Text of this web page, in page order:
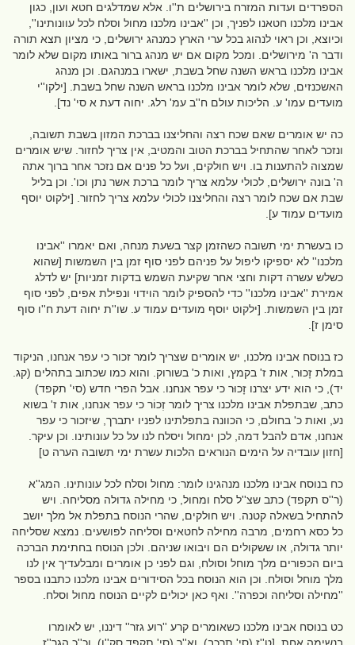
הספרדים ועדות המזרח בירושלים ת''ו. אלא שמדלגים חטא ועון, כגון
אבינו מלכנו חטאנו לפניך, וכן ''אבינו מלכנו מחול וסלח לכל עוונותינו'',
וכיוצא, וכן ראוי לנהוג בכל ערי הארץ כמנהג ירושלים, כי מציון תצא תורה
ודבר ה' מירושלים. ומכל מקום אם יש מנהג ברור באותו מקום שלא לומר
אבינו מלכנו בראש השנה שחל בשבת, ישארו במנהגם. וכן מנהג
האשכנזים, שלא לומר אבינו מלכנו בראש השנה שחל בשבת. [ילקו''י
מועדים עמו' ע. הליכות עולם ח''ב עמ' רלג. יחוה דעת א סי' נד].
כה יש אומרים שאם שכח רצה והחליצנו בברכת המזון בשבת תשובה,
ונזכר לאחר שהתחיל בברכת הטוב והמטיב, אין צריך לחזור. שיש אומרים
שמצוה להתענות בו. ויש חולקים, ועל כל פנים אם נזכר אחר ברוך אתה
ה' בונה ירושלים, לכולי עלמא צריך לומר ברכת אשר נתן וכו'. וכן בליל
שבת אם שכח לומר רצה והחליצנו לכולי עלמא צריך לחזור. [ילקוט יוסף
מועדים עמוד ע].
כו בעשרת ימי תשובה כשהזמן קצר בשעת מנחה, ואם יאמרו ''אבינו
מלכנו'' לא יספיקו ליפול על פניהם לפני סוף זמן בין השמשות [שהוא
כשלש עשרה דקות וחצי אחר שקיעת השמש בדקות זמניות] יש לדלג
אמירת ''אבינו מלכנו'' כדי להספיק לומר הוידוי ונפילת אפים, לפני סוף
זמן בין השמשות. [ילקוט יוסף מועדים עמוד ע. שו''ת יחוה דעת ח''ו סוף
סימן ז].
כז בנוסח אבינו מלכנו, יש אומרים שצריך לומר זכור כי עפר אנחנו, הניקוד
במלת זָכוּר, אות ז' בקמץ, ואות כ' בשורוק. והוא כמו שכתוב בתהלים (קג.
יד), כי הוא ידע יצרנו זָכוּר כי עפר אנחנו. אבל הפרי חדש (סי' תקפד)
כתב, שבתפלת אבינו מלכנו צריך לומר זְכוֹר כי עפר אנחנו, אות ז' בשוא
נע, ואות כ' בחולם, כי הכוונה בתפלתינו לפניו יתברך, שיזכור כי עפר
אנחנו, אדם להבל דמה, לכן ימחול ויסלח לנו על כל עונותינו. וכן עיקר.
[חזון עובדיה על הימים הנוראים הלכות עשרת ימי תשובה הערה ט]
כח בנוסח אבינו מלכנו מנהגינו לומר: מחול וסלח לכל עונותינו. המג''א
(ר''ס תקפד) כתב שצ''ל סלח ומחול, כי מחילה גדולה מסליחה. ויש
להתחיל בשאלה קטנה. ויש חולקים, שהרי הנוסח בתפלת אל מלך יושב
כל כסא רחמים, מרבה מחילה לחטאים וסליחה לפושעים. נמצא שסליחה
יותר גדולה, או ששקולים הם ויבואו שניהם. ולכן הנוסח בחתימת הברכה
ביום הכפורים מלך מוחל וסולח, וגם לפני כן אומרים ומבלעדיך אין לנו
מלך מוחל וסולח. וכן הוא הנוסח בכל הסידורים אבינו מלכנו כתבנו בספר
''מחילה וסליחה וכפרה''. ואף כאן יכולים לקיים הנוסח מחול וסלח.
כט בנוסח אבינו מלכנו כשאומרים קרע ''רוע גזר'' דיננו, יש לאומרו